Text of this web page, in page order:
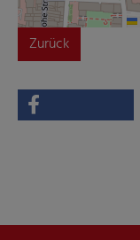
Zurück